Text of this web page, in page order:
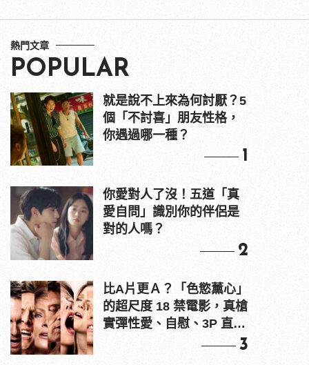
熱門文章
POPULAR
就是說不上來為何討厭？5
個「不討喜」朋友性格，
你遇過哪一種？
1
你愛對人了沒！五道「真
愛自問」識別你的伴侶是
對的人嗎？
2
比A片更Ａ？「色慾薰心」
的超尺度 18 禁電影，真槍
實彈性愛、自慰、3P 直接
3